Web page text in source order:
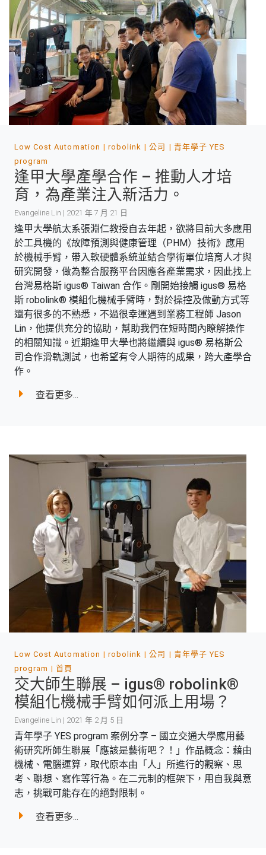
Low Cost Automation robolink 公司
青年學子 YES
program
逢甲大學產學合作 – 推動人才培
育，為產業注入新活力。
Evangeline Lin | 2021 年 7 月 21 日
逢甲大學航太系張淵仁教授自去年起，欲將目前大多應用
於工具機的《故障預測與健康管理（PHM）技術》應用
於機械手臂，帶入軟硬體系統並結合學術單位培育人才與
研究開發，做為整合服務平台因應各產業需求，因此找上
台灣易格斯 igus® Taiwan 合作。剛開始接觸 igus® 易格
斯 robolink® 模組化機械手臂時，對於操控及做動方式等
還有很多的不熟悉，不過很幸運遇到業務工程師 Jason
Lin，他提供充分的協助，幫助我們在短時間內瞭解操作
的相關知識。近期逢甲大學也將繼續與 igus® 易格斯公
司合作滑軌測試，也希望有令人期待的成果，跨大產學合
作。
查看更多...
Low Cost Automation robolink 公司
青年學子 YES
program
首頁
交大師生聯展 – igus® robolink®
模組化機械手臂如何派上用場？
Evangeline Lin | 2021 年 2 月 5 日
青年學子 YES program 案例分享 – 國立交通大學應用藝
術研究所師生聯展「應該是藝術吧？！」作品概念：藉由
機械、電腦運算，取代原本由「人」所進行的觀察、思
考、聯想、寫作等行為。在二元制的框架下，用自我與意
志，挑戰可能存在的絕對限制。
查看更多...